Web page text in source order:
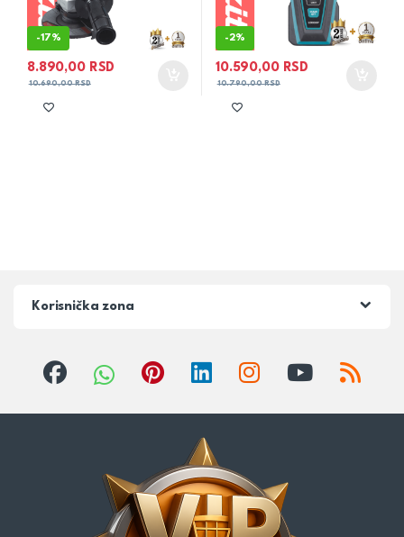
-17%
8.890,00 RSD
10.690,00RSD
-2%
10.590,00 RSD
10.790,00RSD
Korisnička zona